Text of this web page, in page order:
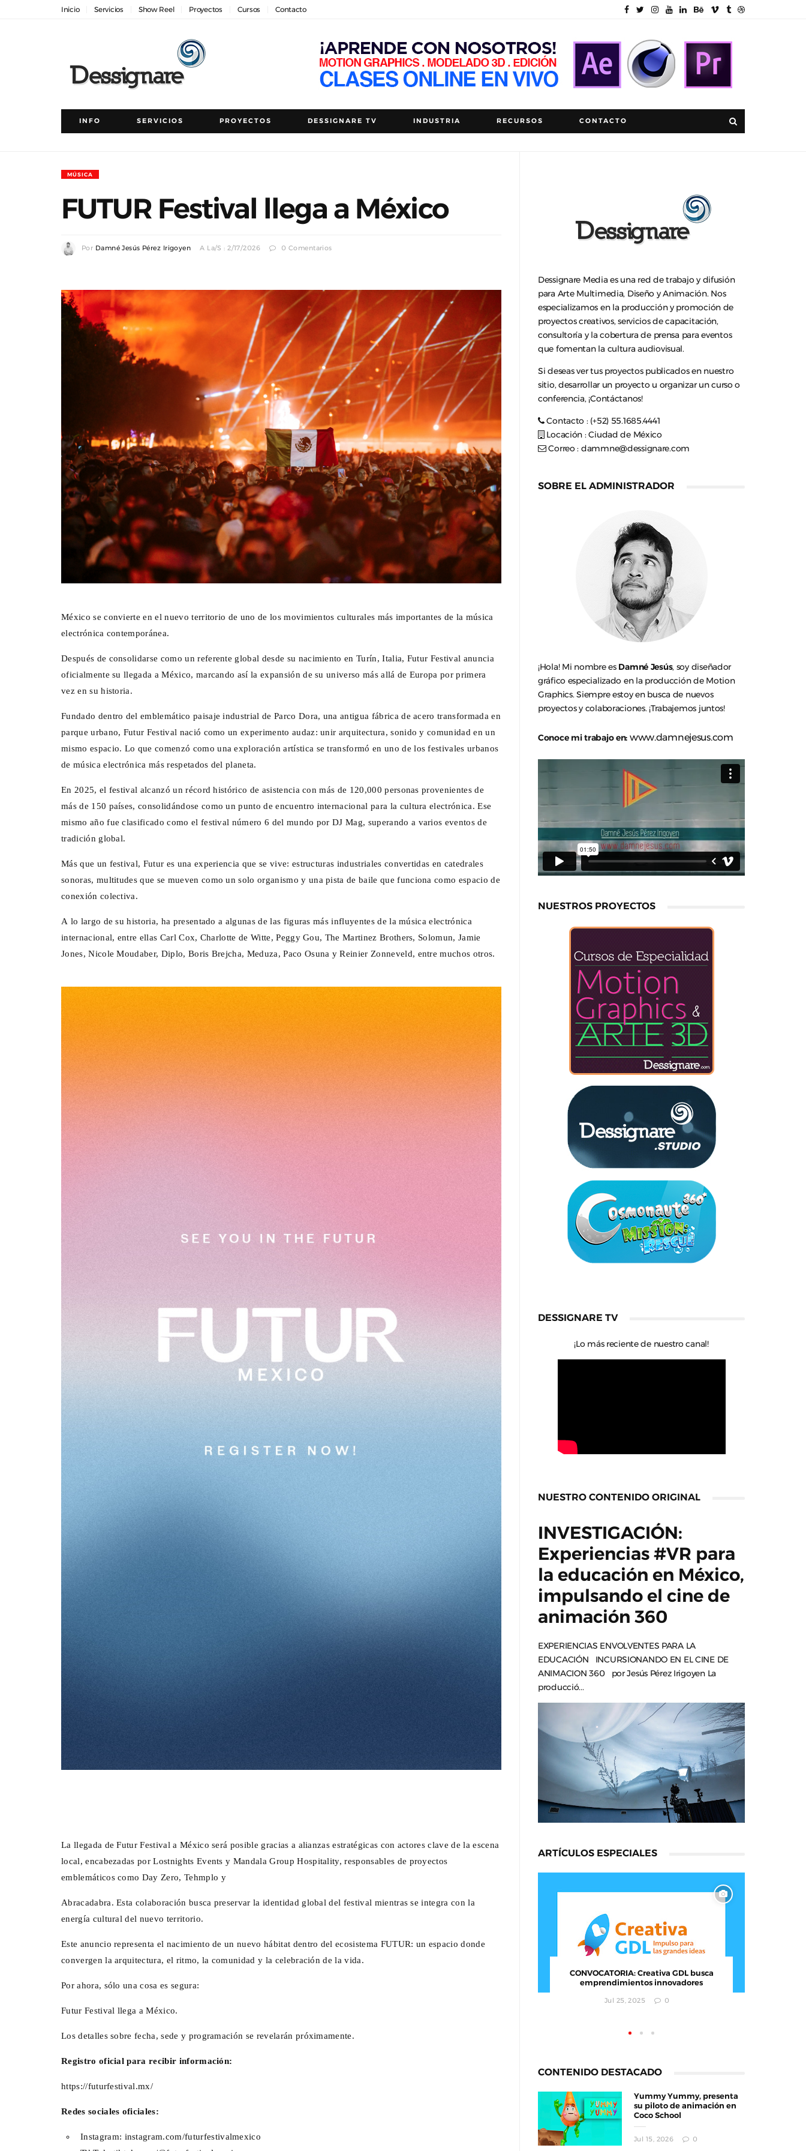
Inicio Servicios Show Reel Proyectos Cursos Contacto
INFO SERVICIOS PROYECTOS DESSIGNARE TV INDUSTRIA RECURSOS CONTACTO
MÚSICA
FUTUR Festival llega a México
Por Damné Jesús Pérez Irigoyen A La/s : 2/17/2026 0 Comentarios
México se convierte en el nuevo territorio de uno de los movimientos culturales más importantes de la música
electrónica contemporánea.
Después de consolidarse como un referente global desde su nacimiento en Turín, Italia, Futur Festival anuncia
oficialmente su llegada a México, marcando así la expansión de su universo más allá de Europa por primera
vez en su historia.
Fundado dentro del emblemático paisaje industrial de Parco Dora, una antigua fábrica de acero transformada en
parque urbano, Futur Festival nació como un experimento audaz: unir arquitectura, sonido y comunidad en un
mismo espacio. Lo que comenzó como una exploración artística se transformó en uno de los festivales urbanos
de música electrónica más respetados del planeta.
En 2025, el festival alcanzó un récord histórico de asistencia con más de 120,000 personas provenientes de
más de 150 países, consolidándose como un punto de encuentro internacional para la cultura electrónica. Ese
mismo año fue clasificado como el festival número 6 del mundo por DJ Mag, superando a varios eventos de
tradición global.
Más que un festival, Futur es una experiencia que se vive: estructuras industriales convertidas en catedrales
sonoras, multitudes que se mueven como un solo organismo y una pista de baile que funciona como espacio de
conexión colectiva.
A lo largo de su historia, ha presentado a algunas de las figuras más influyentes de la música electrónica
internacional, entre ellas Carl Cox, Charlotte de Witte, Peggy Gou, The Martinez Brothers, Solomun, Jamie
Jones, Nicole Moudaber, Diplo, Boris Brejcha, Meduza, Paco Osuna y Reinier Zonneveld, entre muchos otros.
La llegada de Futur Festival a México será posible gracias a alianzas estratégicas con actores clave de la escena
local, encabezadas por Lostnights Events y Mandala Group Hospitality, responsables de proyectos
emblemáticos como Day Zero, Tehmplo y
Abracadabra. Esta colaboración busca preservar la identidad global del festival mientras se integra con la
energía cultural del nuevo territorio.
Este anuncio representa el nacimiento de un nuevo hábitat dentro del ecosistema FUTUR: un espacio donde
convergen la arquitectura, el ritmo, la comunidad y la celebración de la vida.
Por ahora, sólo una cosa es segura:
Futur Festival llega a México.
Los detalles sobre fecha, sede y programación se revelarán próximamente.
Registro oficial para recibir información:
https://futurfestival.mx/
Redes sociales oficiales:
Instagram: instagram.com/futurfestivalmexico
Dessignare Media es una red de trabajo y difusión
para Arte Multimedia, Diseño y Animación. Nos
especializamos en la producción y promoción de
proyectos creativos, servicios de capacitación,
consultoría y la cobertura de prensa para eventos
que fomentan la cultura audiovisual.
Si deseas ver tus proyectos publicados en nuestro
sitio, desarrollar un proyecto u organizar un curso o
conferencia, ¡Contáctanos!
Contacto : (+52) 55.1685.4441
Locación : Ciudad de México
Correo : dammne@dessignare.com
SOBRE EL ADMINISTRADOR
¡Hola! Mi nombre es Damné Jesús, soy diseñador
gráfico especializado en la producción de Motion
Graphics. Siempre estoy en busca de nuevos
proyectos y colaboraciones. ¡Trabajemos juntos!
Conoce mi trabajo en: www.damnejesus.com
NUESTROS PROYECTOS
DESSIGNARE TV
¡Lo más reciente de nuestro canal!
NUESTRO CONTENIDO ORIGINAL
INVESTIGACIÓN:
Experiencias #VR para
la educación en México,
impulsando el cine de
animación 360
EXPERIENCIAS ENVOLVENTES PARA LA
EDUCACIÓN INCURSIONANDO EN EL CINE DE
ANIMACION 360 por Jesús Pérez Irigoyen La
producció...
ARTÍCULOS ESPECIALES
CONVOCATORIA: Creativa GDL busca
emprendimientos innovadores
Jul 25, 2025 0
Ciudad del Ahorro, una experiencia
inmersiva con Dessignare
CONTENIDO DESTACADO
Yummy Yummy, presenta
su piloto de animación en
Coco School
Jul 15, 2026 0